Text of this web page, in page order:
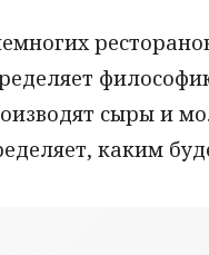
сыры и
каким